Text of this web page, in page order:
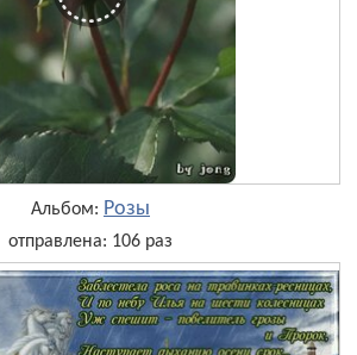
Альбом: Розы
отправлена: 106 раз